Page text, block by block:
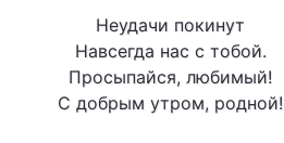
Неудачи покинут
Навсегда нас с тобой.
Просыпайся, любимый!
С добрым утром, родной!